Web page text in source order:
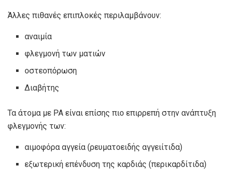
Άλλες πιθανές επιπλοκές περιλαμβάνουν:
αναιμία
φλεγμονή των ματιών
οστεοπόρωση
Διαβήτης
Τα άτομα με ΡΑ είναι επίσης πιο επιρρεπή στην ανάπτυξη
φλεγμονής των:
αιμοφόρα αγγεία (ρευματοειδής αγγειίτιδα)
εξωτερική επένδυση της καρδιάς (περικαρδίτιδα)